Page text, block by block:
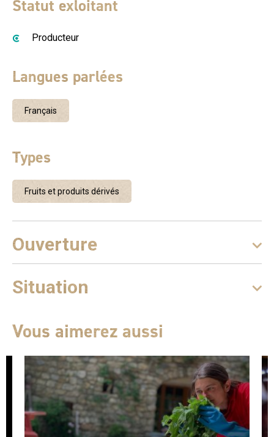
Statut exloitant
Producteur
Langues parlées
Français
Types
Fruits et produits dérivés
Ouverture
Situation
Vous aimerez aussi